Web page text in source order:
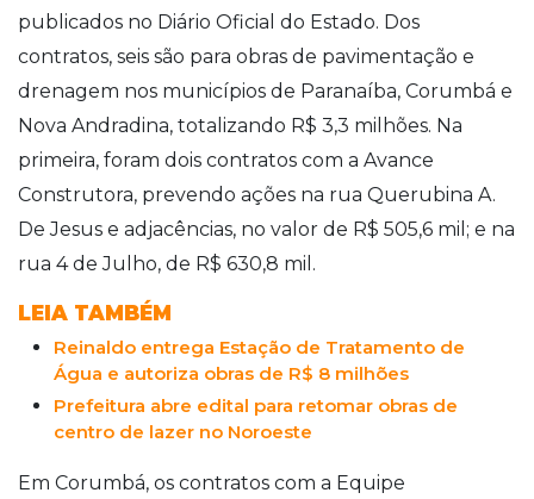
publicados no Diário Oficial do Estado. Dos
contratos, seis são para obras de pavimentação e
drenagem nos municípios de Paranaíba, Corumbá e
Nova Andradina, totalizando R$ 3,3 milhões. Na
primeira, foram dois contratos com a Avance
Construtora, prevendo ações na rua Querubina A.
De Jesus e adjacências, no valor de R$ 505,6 mil; e na
rua 4 de Julho, de R$ 630,8 mil.
LEIA TAMBÉM
Reinaldo entrega Estação de Tratamento de
Água e autoriza obras de R$ 8 milhões
Prefeitura abre edital para retomar obras de
centro de lazer no Noroeste
Em Corumbá, os contratos com a Equipe